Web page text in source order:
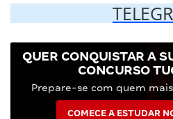
QUER CONQUISTAR A
CONCURSO
Prepare-se com quem
COMECE A ESTUDAR